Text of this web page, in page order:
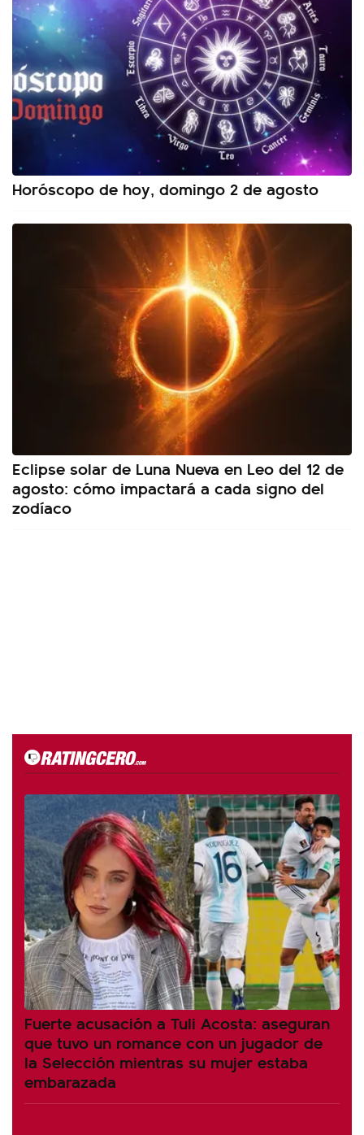
Horóscopo de hoy, domingo 2 de agosto
Eclipse solar de Luna Nueva en Leo del 12 de
agosto: cómo impactará a cada signo del
zodíaco
Fuerte acusación a Tuli Acosta: aseguran
que tuvo un romance con un jugador de
la Selección mientras su mujer estaba
embarazada